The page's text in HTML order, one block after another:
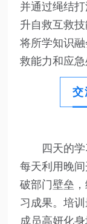
并通过绳结
升自救互救
将所学知识
救能力和应急
交
四天的
每天利用晚
破部门壁垒
习成果。培
成员高妍化